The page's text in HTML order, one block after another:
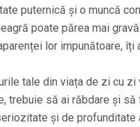
puternică și o muncă
poate părea mai
lor impunătoare, îți
tale din viața de zi cu
trebuie să ai răbdare și
și de